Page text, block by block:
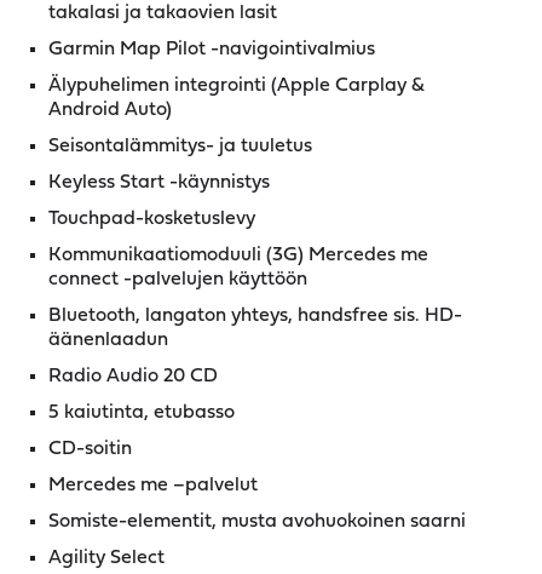
takalasi ja takaovien lasit
Garmin Map Pilot -navigointivalmius
Älypuhelimen integrointi (Apple Carplay &
Android Auto)
Seisontalämmitys- ja tuuletus
Keyless Start -käynnistys
Touchpad-kosketuslevy
Kommunikaatiomoduuli (3G) Mercedes me
connect -palvelujen käyttöön
Bluetooth, langaton yhteys, handsfree sis. HD-
äänenlaadun
Radio Audio 20 CD
5 kaiutinta, etubasso
CD-soitin
Mercedes me –palvelut
Somiste-elementit, musta avohuokoinen saarni
Agility Select